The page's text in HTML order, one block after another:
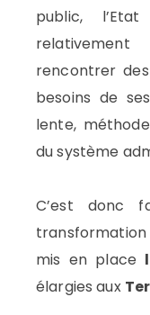
public,
rencontrer
besoins de
lente,
du système
C’est donc
mis en place
élargies aux